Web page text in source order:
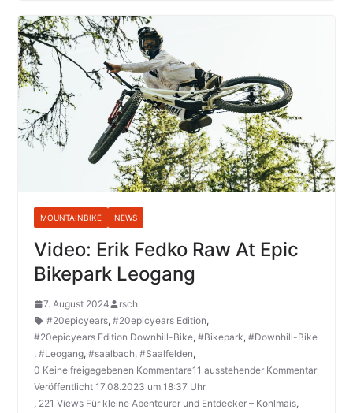
MOUNTAINBIKE NEWS
Video: Erik Fedko Raw At Epic
Bikepark Leogang
7. August 2024
rsch
#20epicyears, #20epicyears Edition,
#20epicyears Edition Downhill-Bike, #Bikepark, #Downhill-Bike
, #Leogang, #saalbach, #Saalfelden,
0 Keine freigegebenen Kommentare11 ausstehender Kommentar
Veröffentlicht 17.08.2023 um 18:37 Uhr
, 221 Views Für kleine Abenteurer und Entdecker – Kohlmais,